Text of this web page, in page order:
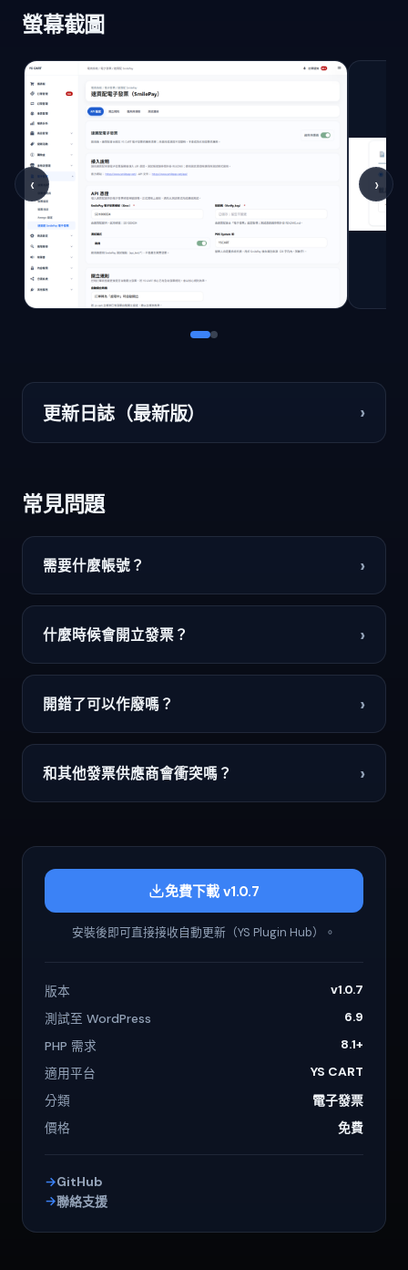
螢幕截圖
‹ ›
更新日誌（最新版） ›
常見問題
需要什麼帳號？ ›
什麼時候會開立發票？ ›
開錯了可以作廢嗎？ ›
和其他發票供應商會衝突嗎？ ›
免費下載 v1.0.7
安裝後即可直接接收自動更新（YS Plugin Hub）。
版本
v1.0.7
測試至 WordPress
6.9
PHP 需求
8.1+
適用平台
YS CART
分類
電子發票
價格
免費
GitHub
聯絡支援